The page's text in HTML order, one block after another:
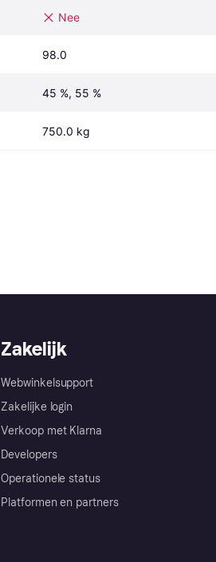
Nee
98.0
45 %, 55 %
750.0 kg
Zakelijk
Webwinkelsupport
Zakelijke login
Verkoop met Klarna
Developers
Operationele status
Platformen en partners